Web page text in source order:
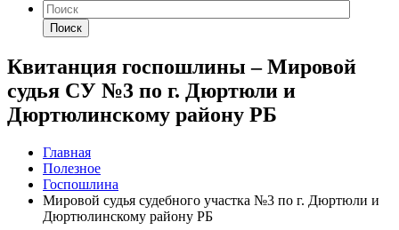
Поиск
Квитанция госпошлины – Мировой
судья СУ №3 по г. Дюртюли и
Дюртюлинскому району РБ
Главная
Полезное
Госпошлина
Мировой судья судебного участка №3 по г. Дюртюли и
Дюртюлинскому району РБ